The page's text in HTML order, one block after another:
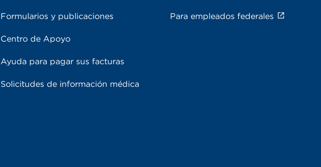
Formularios y publicaciones
Centro de Apoyo
Ayuda para pagar sus facturas
Solicitudes de información médica
Para empleados federales